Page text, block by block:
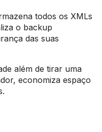
todos os XMLs
o backup
das suas
além de tirar uma
economiza espaço